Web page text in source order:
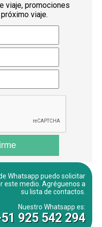
viaje, promociones
viaje.
Whatsapp puedo solicitar
este medio. Agréguenos a
su lista de contactos.
Nuestro Whatsapp es:
925 542 294